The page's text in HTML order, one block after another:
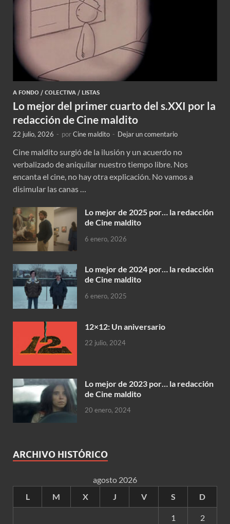
A FONDO / COLECTIVA / LISTAS
Lo mejor del primer cuarto del s.XXI por la
redacción de Cine maldito
22 julio, 2026 - porCine maldito - Dejar un comentario
Cine maldito surgió de la ilusión y un acuerdo no
verbalizado de aniquilar nuestro tiempo libre. Nos
encanta el cine, no hay otra explicación. No vamos a
disimular las canas …
Lo mejor de 2025 por… la redacción
de Cine maldito
6 enero, 2026
Lo mejor de 2024 por… la redacción
de Cine maldito
6 enero, 2025
12×12: Un aniversario
22 julio, 2024
Lo mejor de 2023 por… la redacción
de Cine maldito
20 enero, 2024
ARCHIVO HISTÓRICO
agosto 2026
L
M X J V S D
1 2